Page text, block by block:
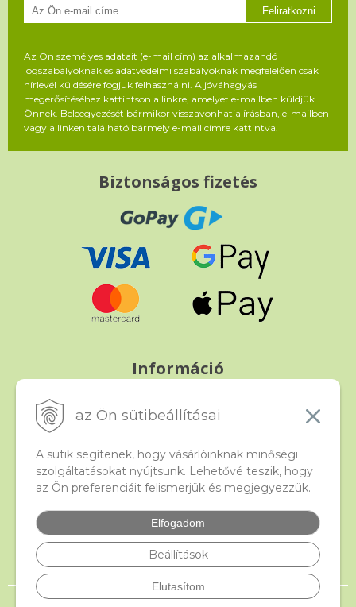
az Ön sütibeállításai
A sütik segítenek, hogy vásárlóinknak minőségi
szolgáltatásokat nyújtsunk. Lehetővé teszik, hogy
az Ön preferenciáit felismerjük és megjegyezzük.
Elfogadom
Beállítások
Elutasítom
Feliratkozni
Az Ön személyes adatait (e-mail cím) az alkalmazandó
jogszabályoknak és adatvédelmi szabályoknak megfelelően csak
hírlevél küldésére fogjuk felhasználni. A jóváhagyás
megerősítéséhez kattintson a linkre, amelyet e-mailben küldjük
Önnek. Beleegyezését bármikor visszavonhatja írásban, e-mailben
vagy a linken található bármely e-mail címre kattintva.
Biztonságos fizetés
Információ
Panasz, árucsere és visszáru
Beado
Kapcsolat
Gyakori kérdések
Facebook
© 2026 beado.hu, a gyöngyök webáruháza •NextShop&e-shop Pohoda